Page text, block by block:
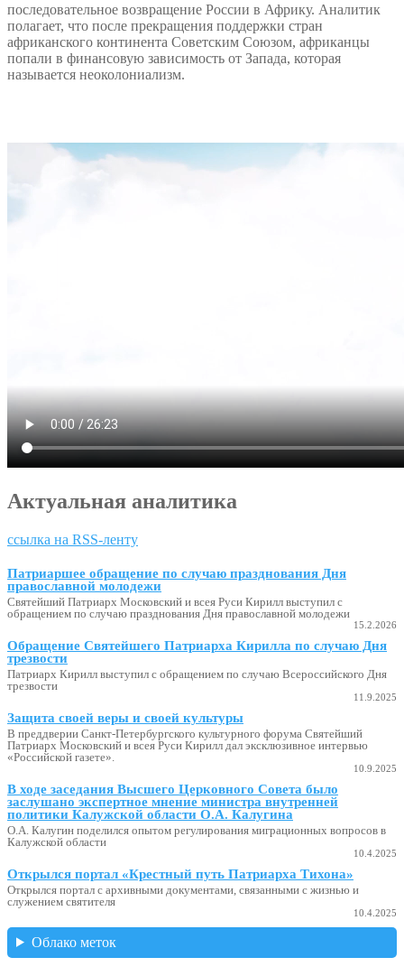
последовательное возвращение России в Африку. Аналитик
полагает, что после прекращения поддержки стран
африканского континента Советским Союзом, африканцы
попали в финансовую зависимость от Запада, которая
называется неоколониализм.
Актуальная аналитика
ссылка на RSS-ленту
Патриаршее обращение по случаю празднования Дня
православной молодежи
Святейший Патриарх Московский и всея Руси Кирилл выступил с
обращением по случаю празднования Дня православной молодежи
15.2.2026
Обращение Святейшего Патриарха Кирилла по случаю Дня
трезвости
Патриарх Кирилл выступил с обращением по случаю Всероссийского Дня
трезвости
11.9.2025
Защита своей веры и своей культуры
В преддверии Санкт-Петербургского культурного форума Святейший
Патриарх Московский и всея Руси Кирилл дал эксклюзивное интервью
«Российской газете».
10.9.2025
В ходе заседания Высшего Церковного Совета было
заслушано экспертное мнение министра внутренней
политики Калужской области О.А. Калугина
О.А. Калугин поделился опытом регулирования миграционных вопросов в
Калужской области
10.4.2025
Открылся портал «Крестный путь Патриарха Тихона»
Открылся портал с архивными документами, связанными с жизнью и
служением святителя
10.4.2025
Облако меток